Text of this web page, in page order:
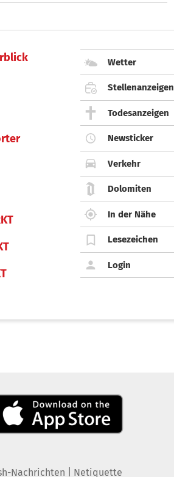
Wetter
Stellenanzeigen
Todesanzeigen
Newsticker
Verkehr
Dolomiten
In der Nähe
Lesezeichen
Login
Nachrichten Netiquette